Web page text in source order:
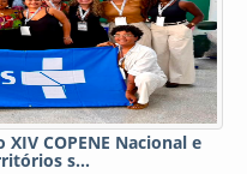
COPENE Nacional e
s...